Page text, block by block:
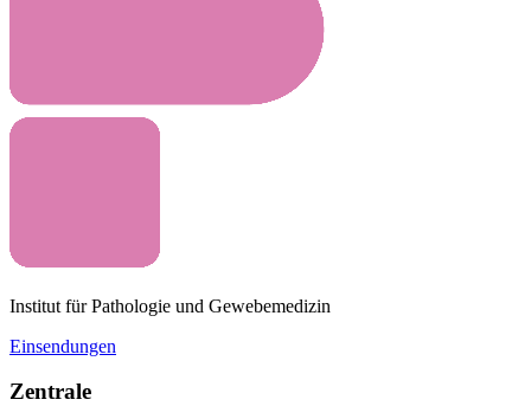
Institut für Pathologie und Gewebemedizin
Einsendungen
Zentrale